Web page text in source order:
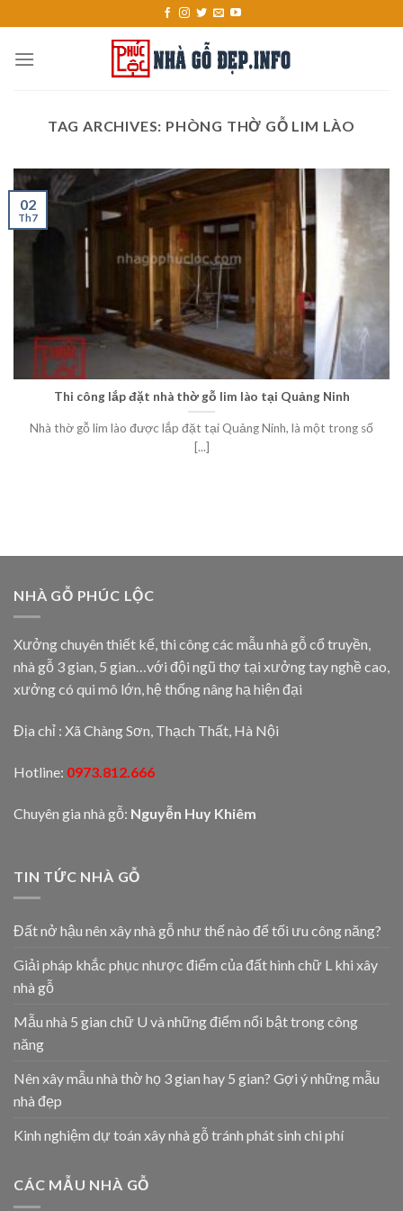
content
TAG ARCHIVES: PHÒNG THỜ GỖ LIM LÀO
Thi công lắp đặt nhà thờ gỗ lim lào tại Quảng Ninh
Nhà thờ gỗ lim lào được lắp đặt tại Quảng Ninh, là một trong số
[...]
02
Th7
NHÀ GỖ PHÚC LỘC
Xưởng chuyên thiết kế, thi công các mẫu nhà gỗ cổ truyền,
nhà gỗ 3 gian, 5 gian…với đội ngũ thợ tại xưởng tay nghề cao,
xưởng có qui mô lớn, hệ thống nâng hạ hiện đại
Địa chỉ : Xã Chàng Sơn, Thạch Thất, Hà Nội
Hotline: 0973.812.666
Chuyên gia nhà gỗ: Nguyễn Huy Khiêm
TIN TỨC NHÀ GỖ
Đất nở hậu nên xây nhà gỗ như thế nào để tối ưu công năng?
Giải pháp khắc phục nhược điểm của đất hình chữ L khi xây
nhà gỗ
Mẫu nhà 5 gian chữ U và những điểm nổi bật trong công
năng
Nên xây mẫu nhà thờ họ 3 gian hay 5 gian? Gợi ý những mẫu
nhà đẹp
Kinh nghiệm dự toán xây nhà gỗ tránh phát sinh chi phí
CÁC MẪU NHÀ GỖ